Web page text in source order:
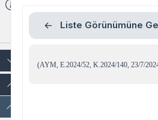
Liste Görünümüne
(AYM, E.2024/52, K.2024/140, 23/7/